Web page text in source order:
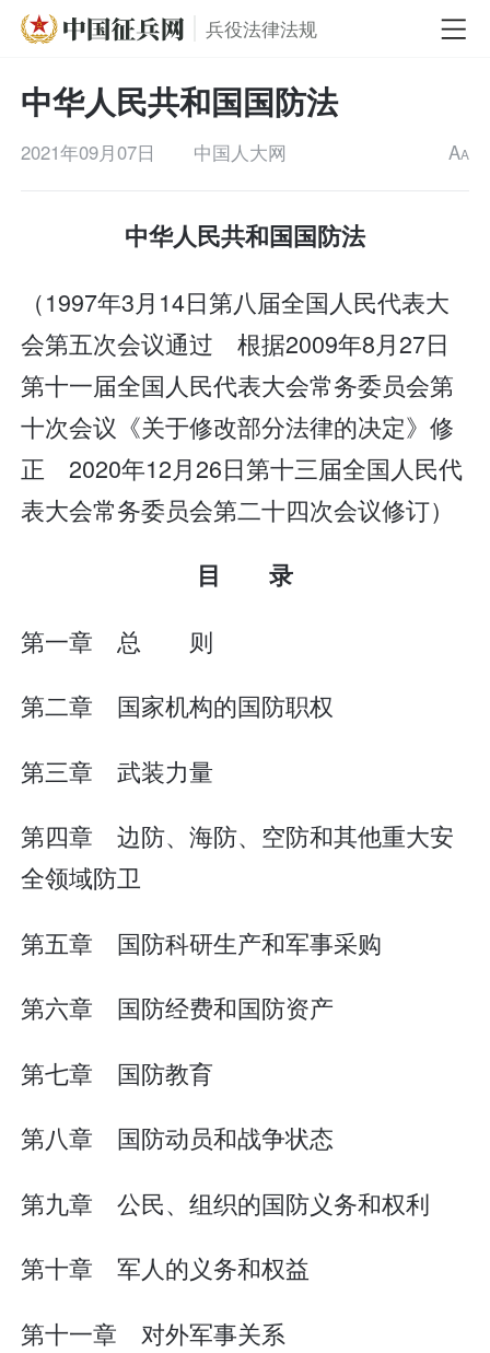
兵役法律法规
中华人民共和国国防法
2021年09月07日 中国人大网 AA
中华人民共和国国防法
（1997年3月14日第八届全国人民代表大
会第五次会议通过 根据2009年8月27日
第十一届全国人民代表大会常务委员会第
十次会议《关于修改部分法律的决定》修
正 2020年12月26日第十三届全国人民代
表大会常务委员会第二十四次会议修订）
目 录
第一章 总 则
第二章 国家机构的国防职权
第三章 武装力量
第四章 边防、海防、空防和其他重大安
全领域防卫
第五章 国防科研生产和军事采购
第六章 国防经费和国防资产
第七章 国防教育
第八章 国防动员和战争状态
第九章 公民、组织的国防义务和权利
第十章 军人的义务和权益
第十一章 对外军事关系